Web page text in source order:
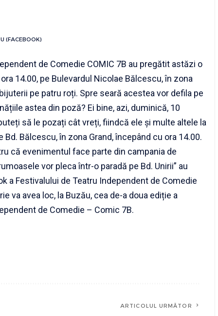
(FACEBOOK)
de Comedie COMIC 7B au pregătit astăzi o
14.00, pe Bulevardul Nicolae Bălcescu, în zona
pe patru roți. Spre seară acestea vor defila pe
astea din poză? Ei bine, azi, duminică, 10
să le pozați cât vreți, fiindcă ele și multe altele la
Bălcescu, în zona Grand, începând cu ora 14.00.
că evenimentul face parte din campania de
vor pleca într-o paradă pe Bd. Unirii” au
a Festivalului de Teatru Independent de Comedie
va avea loc, la Buzău, cea de-a doua ediție a
de Comedie – Comic 7B.
ARTICOLUL URMĂTOR